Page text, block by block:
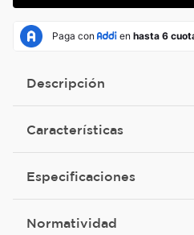
Descripción
Características
Especificaciones
Normatividad